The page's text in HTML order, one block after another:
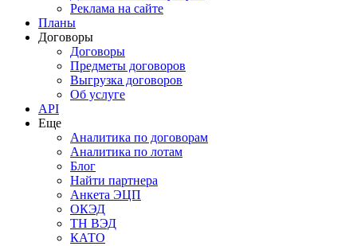
Реклама на сайте
Планы
Договоры
Договоры
Предметы договоров
Выгрузка договоров
Об услуге
API
Еще
Аналитика по договорам
Аналитика по лотам
Блог
Найти партнера
Анкета ЭЦП
ОКЭД
ТН ВЭД
КАТО